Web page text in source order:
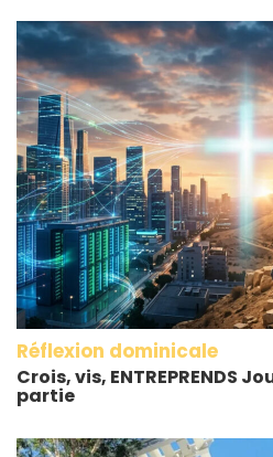
Réflexion dominicale
Crois, vis, ENTREPRENDS
partie